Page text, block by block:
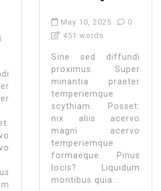
May 10, 2025
0
451 words
Sine sed diffundi
proximus. Super
minantia praeter
temperiemque
scythiam. Posset:
nix aliis acervo
magni acervo
temperiemque
formaeque. Pinus
locis? Liquidum
montibus quia...